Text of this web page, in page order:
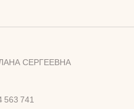
СЕРГЕЕВНА
563 741